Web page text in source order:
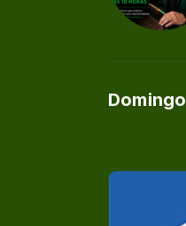
Domingo